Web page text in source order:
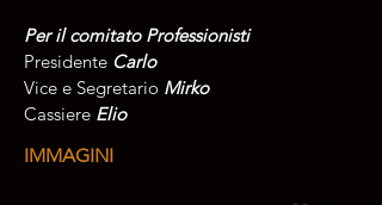
Per il comitato Professionisti
Presidente Carlo
Vice e Segretario Mirko
Cassiere Elio
IMMAGINI